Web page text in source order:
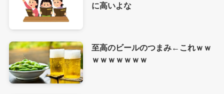
に高いよな
至高のビールのつまみ←これｗｗ
ｗｗｗｗｗｗｗ